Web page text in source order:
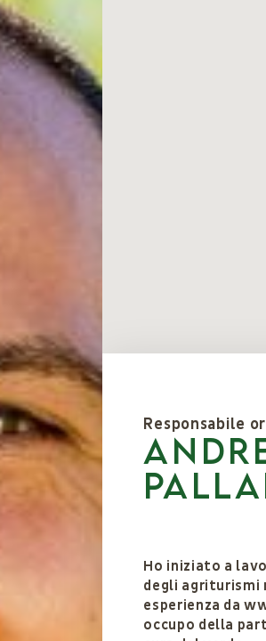
Responsabile
Ho iniziato a
degli agriturismi
esperienza da
occupo della